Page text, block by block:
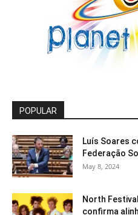
POPULAR
Luís Soares
Federação
May 8, 2024
North
confirma